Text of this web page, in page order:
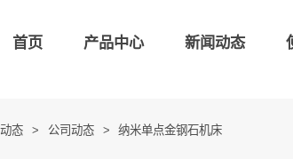
首页 产品中心 新闻动态
态 > 公司动态 > 纳米单点金钢石机床